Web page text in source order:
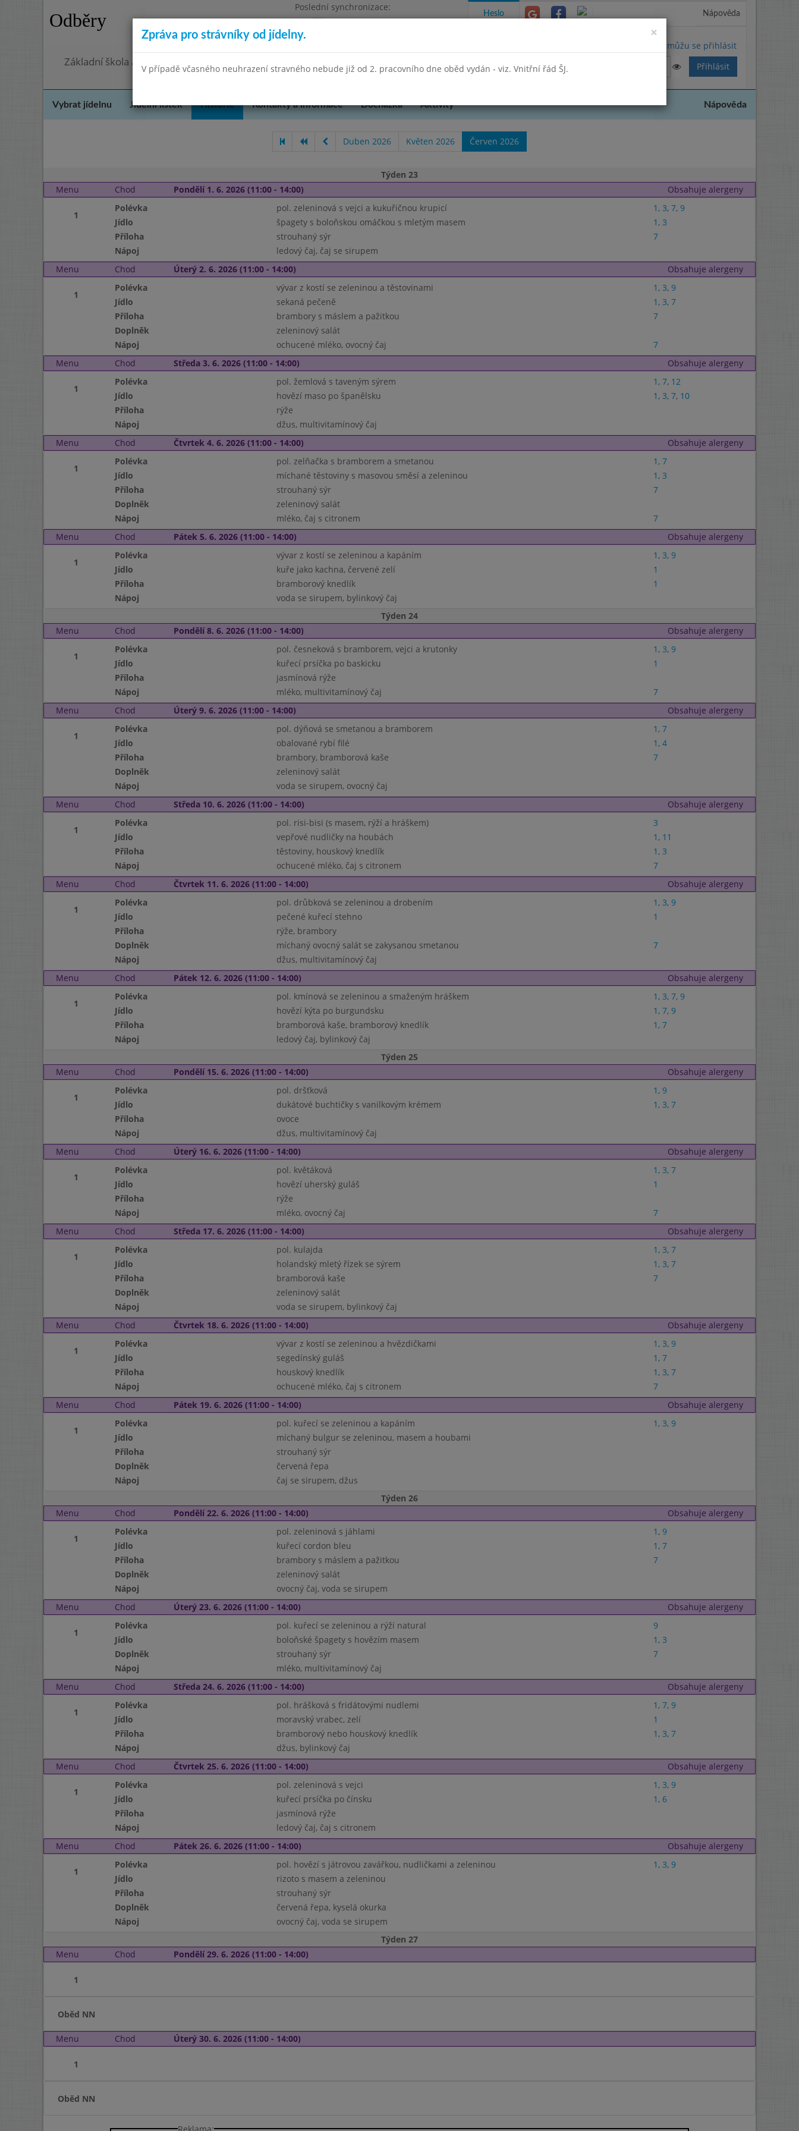
Odběry
Poslední synchronizace:
Pondělí 27.7.2026 13:26
Omezení objednávek
Základní škola a Mateřská škola, Praha 4, Ohradní 49
Heslo Nápověda
Nemůžu se přihlásit
Vybrat jídelnu Jídelní lístek Historie Kontakty a informace Docházka Aktivity Nápověda
Duben 2026 Květen 2026 Červen 2026
Týden 23
Menu
Chod Pondělí 1. 6. 2026 (11:00 - 14:00) Obsahuje alergeny
1
Polévka pol. zeleninová s vejci a kukuřičnou krupicí 1 , 3, 7, 9
Jídlo
špagety s boloňskou omáčkou s mletým masem 1 , 3
Příloha
strouhaný sýr
7
Nápoj
ledový čaj, čaj se sirupem
Menu
Chod Úterý 2. 6. 2026 (11:00 - 14:00) Obsahuje alergeny
1
Polévka vývar z kostí se zeleninou a těstovinami 1 , 3, 9
Jídlo
sekaná pečeně 1 , 3, 7
Příloha
brambory s máslem a pažitkou
7
Doplněk
zeleninový salát
Nápoj
ochucené mléko, ovocný čaj
7
Menu
Chod Středa 3. 6. 2026 (11:00 - 14:00) Obsahuje alergeny
1
Polévka pol. žemlová s taveným sýrem 1 , 7, 12
Jídlo
hovězí maso po španělsku 1 , 3, 7, 10
Příloha
rýže
Nápoj
džus, multivitamínový čaj
Menu
Chod Čtvrtek 4. 6. 2026 (11:00 - 14:00) Obsahuje alergeny
1
Polévka pol. zelňačka s bramborem a smetanou 1 , 7
Jídlo
míchané těstoviny s masovou směsí a zeleninou 1 , 3
Příloha
strouhaný sýr
7
Doplněk
zeleninový salát
Nápoj
mléko, čaj s citronem
7
Menu
Chod Pátek 5. 6. 2026 (11:00 - 14:00) Obsahuje alergeny
1
Polévka vývar z kostí se zeleninou a kapáním 1 , 3, 9
Jídlo
kuře jako kachna, červené zelí
1
Příloha
bramborový knedlík
1
Nápoj
voda se sirupem, bylinkový čaj
Týden 24
Menu
Chod Pondělí 8. 6. 2026 (11:00 - 14:00) Obsahuje alergeny
1
Polévka pol. česneková s bramborem, vejci a krutonky 1 , 3, 9
Jídlo
kuřecí prsíčka po baskicku
1
Příloha
jasmínová rýže
Nápoj
mléko, multivitamínový čaj
7
Menu
Chod Úterý 9. 6. 2026 (11:00 - 14:00) Obsahuje alergeny
1
Polévka pol. dýňová se smetanou a bramborem 1 , 7
Jídlo
obalované rybí filé 1 , 4
Příloha
brambory, bramborová kaše
7
Doplněk
zeleninový salát
Nápoj
voda se sirupem, ovocný čaj
Menu
Chod Středa 10. 6. 2026 (11:00 - 14:00) Obsahuje alergeny
1
Polévka pol. risi-bisi (s masem, rýží a hráškem)
3
Jídlo
vepřové nudličky na houbách 1 , 11
Příloha
těstoviny, houskový knedlík 1 , 3
Nápoj
ochucené mléko, čaj s citronem
7
Menu
Chod Čtvrtek 11. 6. 2026 (11:00 - 14:00) Obsahuje alergeny
1
Polévka pol. drůbková se zeleninou a drobením 1 , 3, 9
Jídlo
pečené kuřecí stehno
1
Příloha
rýže, brambory
Doplněk
míchaný ovocný salát se zakysanou smetanou
7
Nápoj
džus, multivitamínový čaj
Menu
Chod Pátek 12. 6. 2026 (11:00 - 14:00) Obsahuje alergeny
1
Polévka pol. kmínová se zeleninou a smaženým hráškem 1 , 3, 7, 9
Jídlo
hovězí kýta po burgundsku 1 , 7, 9
Příloha
bramborová kaše, bramborový knedlík 1 , 7
Nápoj
ledový čaj, bylinkový čaj
Týden 25
Menu
Chod Pondělí 15. 6. 2026 (11:00 - 14:00) Obsahuje alergeny
1
Polévka pol. dršťková 1 , 9
Jídlo
dukátové buchtičky s vanilkovým krémem 1 , 3, 7
Příloha
ovoce
Nápoj
džus, multivitamínový čaj
Menu
Chod Úterý 16. 6. 2026 (11:00 - 14:00) Obsahuje alergeny
1
Polévka pol. květáková 1 , 3, 7
Jídlo
hovězí uherský guláš
1
Příloha
rýže
Nápoj
mléko, ovocný čaj
7
Menu
Chod Středa 17. 6. 2026 (11:00 - 14:00) Obsahuje alergeny
1
Polévka pol. kulajda 1 , 3, 7
Jídlo
holandský mletý řízek se sýrem 1 , 3, 7
Příloha
bramborová kaše
7
Doplněk
zeleninový salát
Nápoj
voda se sirupem, bylinkový čaj
Menu
Chod Čtvrtek 18. 6. 2026 (11:00 - 14:00) Obsahuje alergeny
1
Polévka vývar z kostí se zeleninou a hvězdičkami 1 , 3, 9
Jídlo
segedínský guláš 1 , 7
Příloha
houskový knedlík 1 , 3, 7
Nápoj
ochucené mléko, čaj s citronem
7
Menu
Chod Pátek 19. 6. 2026 (11:00 - 14:00) Obsahuje alergeny
1
Polévka pol. kuřecí se zeleninou a kapáním 1 , 3, 9
Jídlo
míchaný bulgur se zeleninou, masem a houbami
Příloha
strouhaný sýr
Doplněk
červená řepa
Nápoj
čaj se sirupem, džus
Týden 26
Menu
Chod Pondělí 22. 6. 2026 (11:00 - 14:00) Obsahuje alergeny
1
Polévka pol. zeleninová s jáhlami 1 , 9
Jídlo
kuřecí cordon bleu 1 , 7
Příloha
brambory s máslem a pažitkou
7
Doplněk
zeleninový salát
Nápoj
ovocný čaj, voda se sirupem
Menu
Chod Úterý 23. 6. 2026 (11:00 - 14:00) Obsahuje alergeny
1
Polévka pol. kuřecí se zeleninou a rýží natural
9
Jídlo
boloňské špagety s hovězím masem 1 , 3
Doplněk
strouhaný sýr
7
Nápoj
mléko, multivitamínový čaj
Menu
Chod Středa 24. 6. 2026 (11:00 - 14:00) Obsahuje alergeny
1
Polévka pol. hrášková s fridátovými nudlemi 1 , 7, 9
Jídlo
moravský vrabec, zelí
1
Příloha
bramborový nebo houskový knedlík 1 , 3, 7
Nápoj
džus, bylinkový čaj
Menu
Chod Čtvrtek 25. 6. 2026 (11:00 - 14:00) Obsahuje alergeny
1
Polévka pol. zeleninová s vejci 1 , 3, 9
Jídlo
kuřecí prsíčka po čínsku 1 , 6
Příloha
jasmínová rýže
Nápoj
ledový čaj, čaj s citronem
Menu
Chod Pátek 26. 6. 2026 (11:00 - 14:00) Obsahuje alergeny
1
Polévka pol. hovězí s játrovou zavářkou, nudličkami a zeleninou 1 , 3, 9
Jídlo
rizoto s masem a zeleninou
Příloha
strouhaný sýr
Doplněk
červená řepa, kyselá okurka
Nápoj
ovocný čaj, voda se sirupem
Týden 27
Menu
Chod Pondělí 29. 6. 2026 (11:00 - 14:00)
1
Oběd NN
Menu Chod Úterý 30. 6. 2026 (11:00 - 14:00)
1
Oběd NN
×
Zpráva pro strávníky od jídelny.
V případě včasného neuhrazení stravného nebude již od 2. pracovního dne oběd vydán - viz. Vnitřní řád ŠJ.